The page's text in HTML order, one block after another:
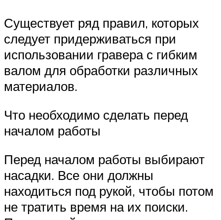
Существует ряд правил, которых
следует придерживаться при
использовании гравера с гибким
валом для обработки различных
материалов.
Что необходимо сделать перед
началом работы
Перед началом работы выбирают
насадки. Все они должны
находиться под рукой, чтобы потом
не тратить время на их поиски.